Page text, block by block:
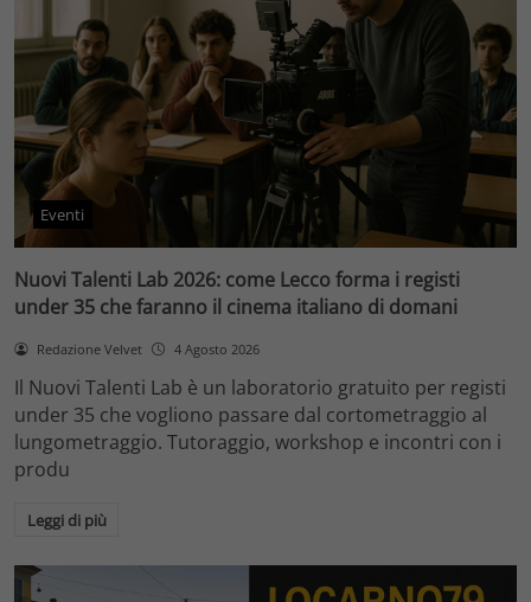
Eventi
Nuovi Talenti Lab 2026: come Lecco forma i registi
under 35 che faranno il cinema italiano di domani
Redazione Velvet 4 Agosto 2026
Il Nuovi Talenti Lab è un laboratorio gratuito per registi
under 35 che vogliono passare dal cortometraggio al
lungometraggio. Tutoraggio, workshop e incontri con i
produ
Leggi di più